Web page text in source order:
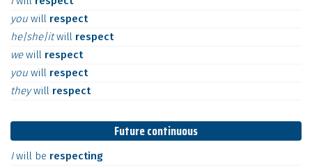
you will respect
he|she|itwill respect
wewill respect
you will respect
theywill respect
Future continuous
Iwill be respecting